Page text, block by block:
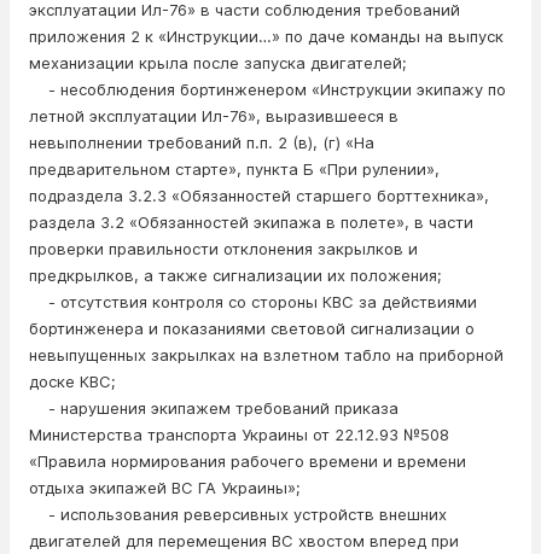
эксплуатации Ил-76» в части соблюдения требований
приложения 2 к «Инструкции…» по даче команды на выпуск
механизации крыла после запуска двигателей;
- несоблюдения бортинженером «Инструкции экипажу по
летной эксплуатации Ил-76», выразившееся в
невыполнении требований п.п. 2 (в), (г) «На
предварительном старте», пункта Б «При рулении»,
подраздела 3.2.3 «Обязанностей старшего борттехника»,
раздела 3.2 «Обязанностей экипажа в полете», в части
проверки правильности отклонения закрылков и
предкрылков, а также сигнализации их положения;
- отсутствия контроля со стороны КВС за действиями
бортинженера и показаниями световой сигнализации о
невыпущенных закрылках на взлетном табло на приборной
доске КВС;
- нарушения экипажем требований приказа
Министерства транспорта Украины от 22.12.93 №508
«Правила нормирования рабочего времени и времени
отдыха экипажей ВС ГА Украины»;
- использования реверсивных устройств внешних
двигателей для перемещения ВС хвостом вперед при